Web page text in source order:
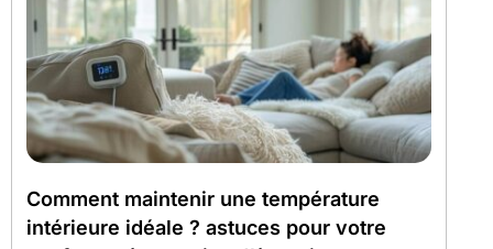
Comment maintenir une température
intérieure idéale ? astuces pour votre